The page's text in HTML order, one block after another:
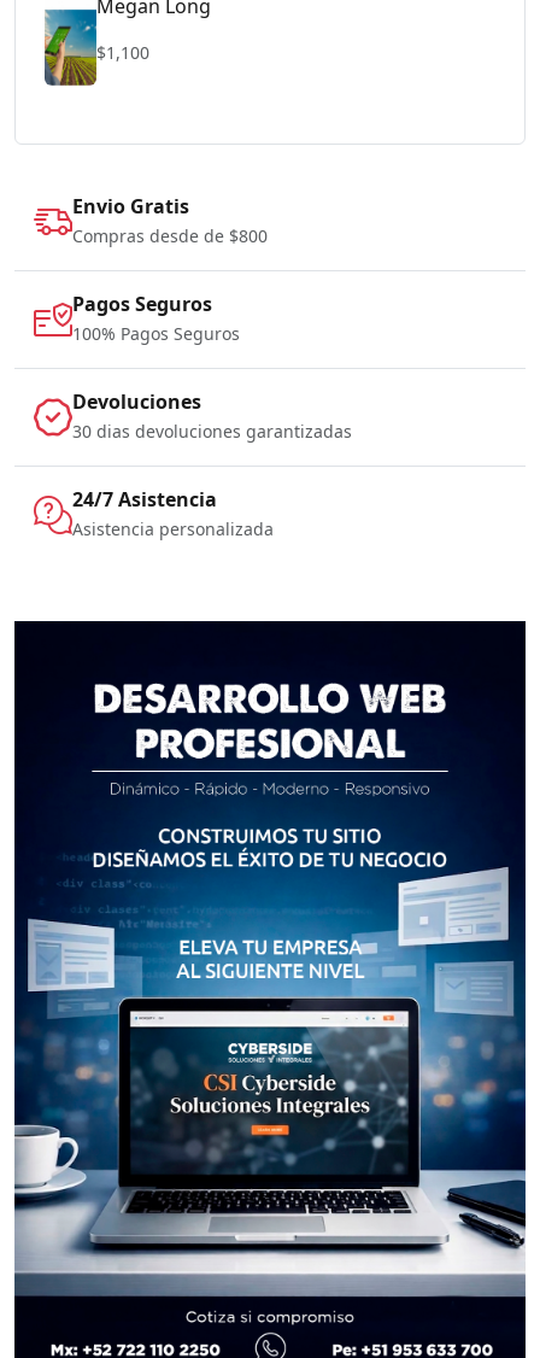
Megan Long
$1,100
Envio Gratis
Compras desde de $800
Pagos Seguros
100% Pagos Seguros
Devoluciones
30 dias devoluciones garantizadas
24/7 Asistencia
Asistencia personalizada